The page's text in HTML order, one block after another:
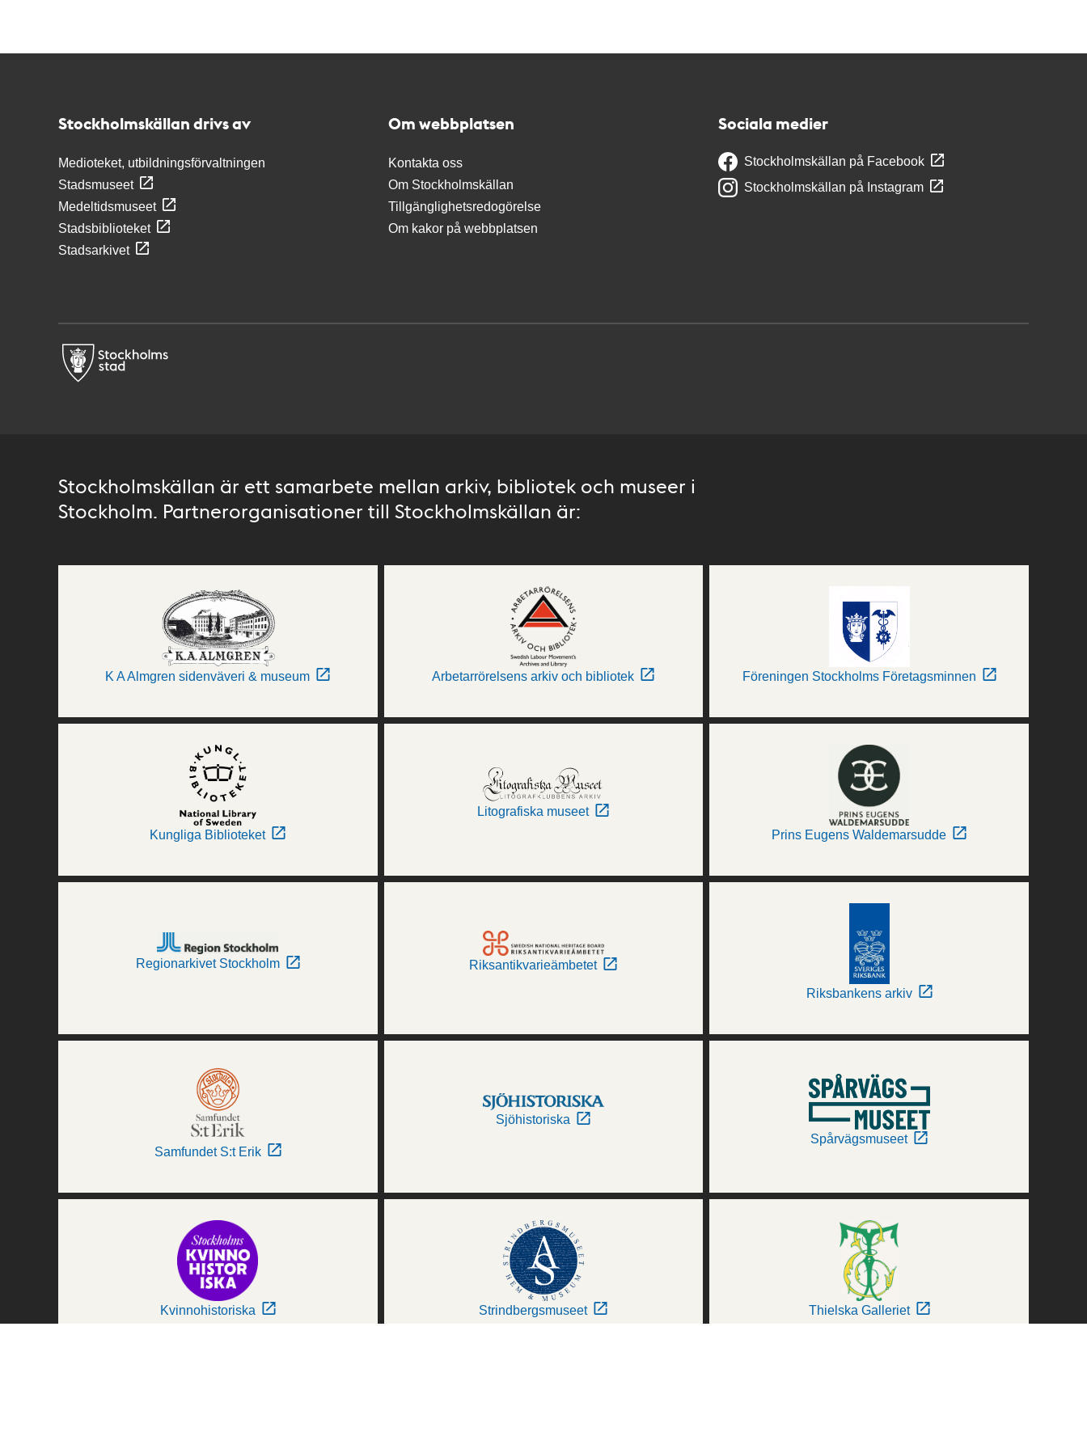
Stockholmskällan drivs av
Medioteket, utbildningsförvaltningen
Stadsmuseet
Medeltidsmuseet
Stadsbiblioteket
Stadsarkivet
Om webbplatsen
Kontakta oss
Om Stockholmskällan
Tillgänglighetsredogörelse
Om kakor på webbplatsen
Sociala medier
Stockholmskällan på Facebook
Stockholmskällan på Instagram
Stockholmskällan är ett samarbete mellan arkiv, bibliotek och museer i
Stockholm. Partnerorganisationer till Stockholmskällan är:
K A Almgren sidenväveri & museum Arbetarrörelsens arkiv och bibliotek Föreningen Stockholms Företagsminnen
Kungliga Biblioteket
Litografiska museet
Prins Eugens Waldemarsudde
Regionarkivet Stockholm Riksantikvarieämbetet
Riksbankens arkiv
Samfundet S:t Erik
Sjöhistoriska
Spårvägsmuseet
Kvinnohistoriska Strindbergsmuseet Thielska Galleriet